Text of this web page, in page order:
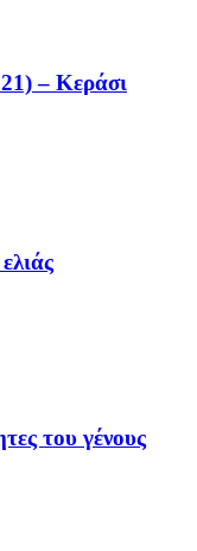
– Κεράσι
του γένους